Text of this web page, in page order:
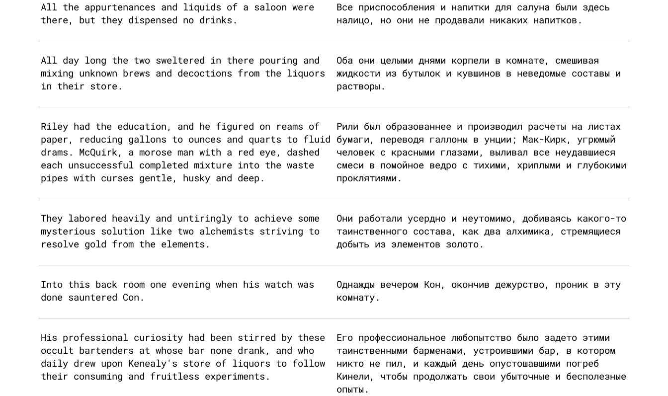
All the appurtenances and liquids of a saloon were
there, but they dispensed no drinks.
Все приспособления и напитки для салуна были здесь
налицо, но они не продавали никаких напитков.
All day long the two sweltered in there pouring and
mixing unknown brews and decoctions from the liquors
in their store.
Оба они целыми днями корпели в комнате, смешивая
жидкости из бутылок и кувшинов в неведомые составы и
растворы.
Riley had the education, and he figured on reams of
paper, reducing gallons to ounces and quarts to fluid
drams. McQuirk, a morose man with a red eye, dashed
each unsuccessful completed mixture into the waste
pipes with curses gentle, husky and deep.
Рили был образованнее и производил расчеты на листах
бумаги, переводя галлоны в унции; Мак-Кирк, угрюмый
человек с красными глазами, выливал все неудавшиеся
смеси в помойное ведро с тихими, хриплыми и глубокими
проклятиями.
They labored heavily and untiringly to achieve some
mysterious solution like two alchemists striving to
resolve gold from the elements.
Они работали усердно и неутомимо, добиваясь какого-то
таинственного состава, как два алхимика, стремящиеся
добыть из элементов золото.
Into this back room one evening when his watch was
done sauntered Con.
Однажды вечером Кон, окончив дежурство, проник в эту
комнату.
His professional curiosity had been stirred by these
occult bartenders at whose bar none drank, and who
daily drew upon Kenealy's store of liquors to follow
their consuming and fruitless experiments.
Его профессиональное любопытство было задето этими
таинственными барменами, устроившими бар, в котором
никто не пил, и каждый день опустошавшими погреб
Кинели, чтобы продолжать свои убыточные и бесполезные
опыты.